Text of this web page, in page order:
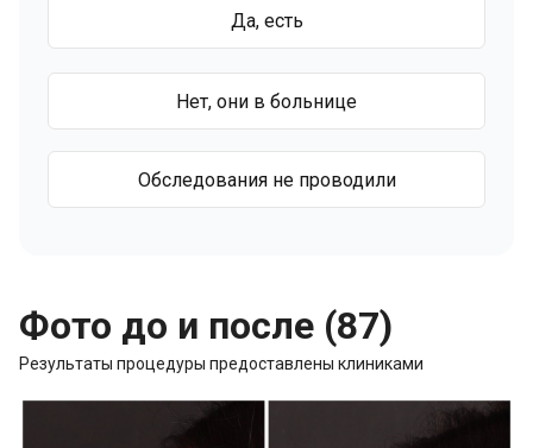
Да, есть
Нет, они в больнице
Обследования не проводили
Фото до и после (87)
Результаты процедуры предоставлены клиниками